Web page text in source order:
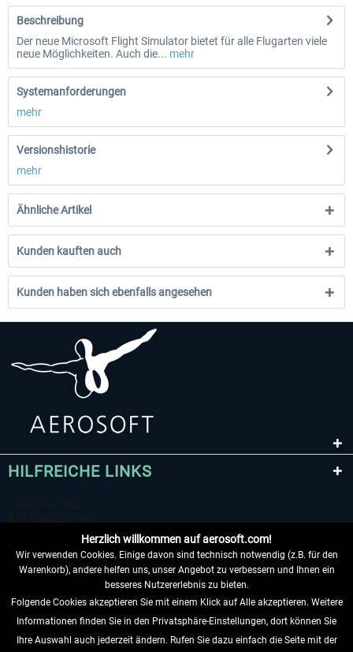
Beschreibung
Der neue Microsoft Flight Simulator bietet für alle Flugarten viele
neue Möglichkeiten. Auch die... mehr
Systemanforderungen
mehr
Versionshistorie
mehr
Ähnliche Artikel
Kunden kauften auch
Kunden haben sich ebenfalls angesehen
HILFREICHE LINKS
VERTRAG WIDERRUFEN
INFORMATIONEN
Herzlich willkommen auf aerosoft.com!
Wir verwenden Cookies. Einige davon sind technisch notwendig (z.B. für den
Warenkorb), andere helfen uns, unser Angebot zu verbessern und Ihnen ein
besseres Nutzererlebnis zu bieten.
Folgende Cookies akzeptieren Sie mit einem Klick auf Alle akzeptieren. Weitere
Informationen finden Sie in den Privatsphäre-Einstellungen, dort können Sie
Ihre Auswahl auch jederzeit ändern. Rufen Sie dazu einfach die Seite mit der